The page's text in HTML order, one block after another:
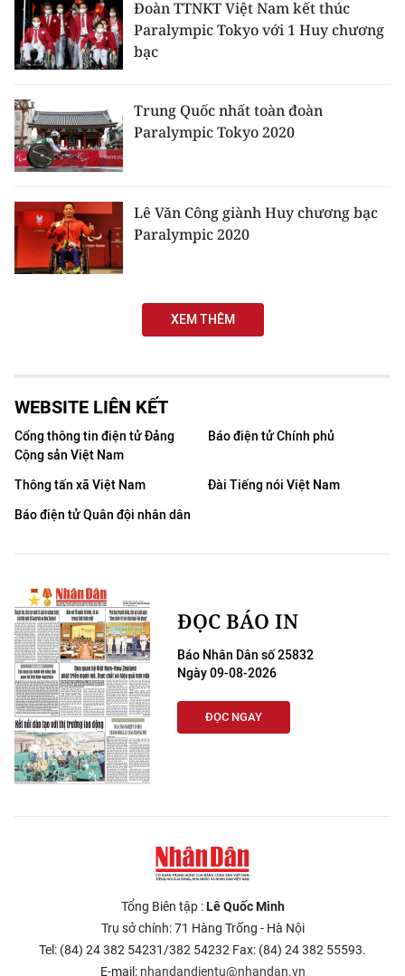
Media Chính trị
Media Kinh tế
Media Xã hội
Media Pháp luật
Media Du lịch
Media Thế giới
Media Khoa học - Công nghệ
Media Môi trường
Ảnh
TIN MỚI
TIN ĐỊA PHƯƠNG
Trung du và miền núi phía Bắc
Đồng bằng sông Hồng
Bắc Trung Bộ
Nguyên
Đồng bằng sông Cửu Long
Chuyên trang Hà Nội
Đoàn TTNKT Việt Nam kết thúc
Paralympic Tokyo với 1 Huy chương
bạc
Trung Quốc nhất toàn đoàn
Paralympic Tokyo 2020
Lê Văn Công giành Huy chương bạc
Paralympic 2020
XEM THÊM
WEBSITE LIÊN KẾT
Cổng thông tin điện tử Đảng
Cộng sản Việt Nam
Báo điện tử Chính phủ
Thông tấn xã Việt Nam
Đài Tiếng nói Việt Nam
Báo điện tử Quân đội nhân dân
ĐỌC BÁO IN
Báo Nhân Dân số 25832
Ngày 09-08-2026
ĐỌC NGAY
Tổng Biên tập :Lê Quốc Minh
Trụ sở chính: 71 Hàng Trống - Hà Nội
Tel: (84) 24 382 54231/382 54232 Fax: (84) 24 382 55593.
E-mail: nhandandientu@nhandan.vn